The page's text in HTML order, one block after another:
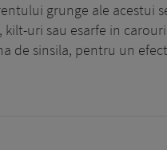
grunge ale acestui
kilt-uri sau esarfe in
de sinsila, pentru un